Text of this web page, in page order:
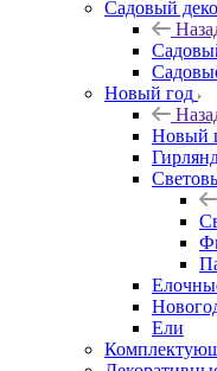
Садовый
Новый год
Новый
Ели